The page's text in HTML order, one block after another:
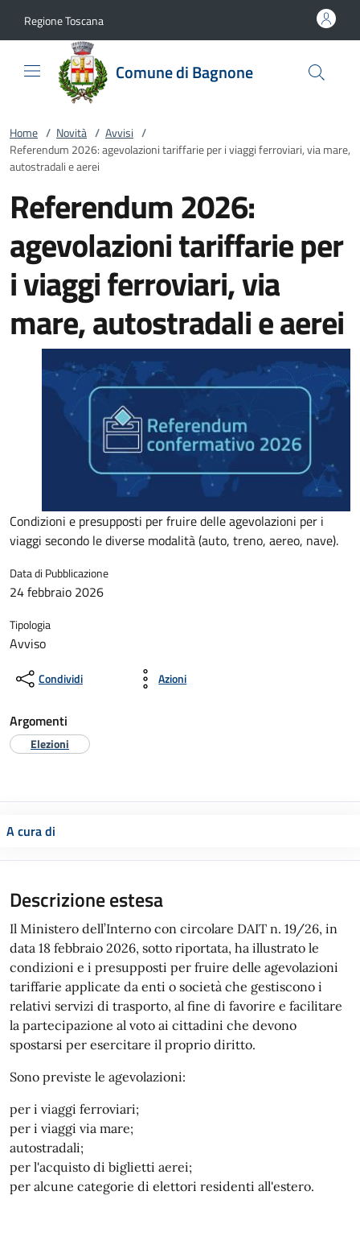
Regione Toscana
Comune di Bagnone
Home / Novità / Avvisi /
Referendum 2026: agevolazioni tariffarie per i viaggi ferroviari, via mare,
autostradali e aerei
Referendum 2026:
agevolazioni tariffarie per
i viaggi ferroviari, via
mare, autostradali e aerei
Condizioni e presupposti per fruire delle agevolazioni per i
viaggi secondo le diverse modalità (auto, treno, aereo, nave).
Data di Pubblicazione
24 febbraio 2026
Tipologia
Avviso
Condividi Azioni
Argomenti
Elezioni
A cura di
Descrizione estesa
Il Ministero dell’Interno con circolare DAIT n. 19/26, in
data 18 febbraio 2026, sotto riportata, ha illustrato le
condizioni e i presupposti per fruire delle agevolazioni
tariffarie applicate da enti o società che gestiscono i
relativi servizi di trasporto, al fine di favorire e facilitare
la partecipazione al voto ai cittadini che devono
spostarsi per esercitare il proprio diritto.
Sono previste le agevolazioni:
per i viaggi ferroviari;
per i viaggi via mare;
autostradali;
per l'acquisto di biglietti aerei;
per alcune categorie di elettori residenti all'estero.